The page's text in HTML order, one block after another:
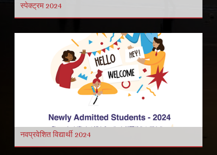
स्पेक्ट्रम 2024
नवप्रवेशित विद्यार्थी 2024